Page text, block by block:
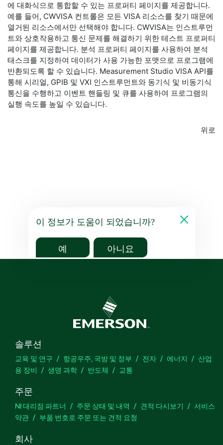
에 대화식으로 통합할 수 있는 프로퍼티 페이지를 제공합니다.
예를 들어, CWVISA 컨트롤은 모든 VISA 리소스를 찾기 때문에
열거된 리소스에서만 선택해야 합니다. CWVISA는 인스트루먼
트와 상호작용하고 통신 문제를 해결하기 위한 테스트 프로퍼티
페이지를 제공합니다. 분석 프로퍼티 페이지를 사용하여 분석
태스크를 지정하여 데이터가 사용 가능한 포맷으로 프로그램에
반환되도록 할 수 있습니다. Measurement Studio VISA API를
통해 시리얼, GPIB 및 VXI 인스트루먼트와 동기식 및 비동기식
통신을 수행하고 이벤트 핸들링 및 큐를 사용하여 프로그램의
실행 속도를 높일 수 있습니다.
위로
이 정보가 도움이 되었습니까?
예 아니요
솔루션
교육 및 연구 항공우주, 국방 및 정부 전자 에너지
산업
용 장비
생명 과학 반도체 교통
주문
NI 대리점 파트너 주문 상태 및 내역 견적 다시보기
서비스
약관
부품 번호로 주문 또는 견적 요청
회사